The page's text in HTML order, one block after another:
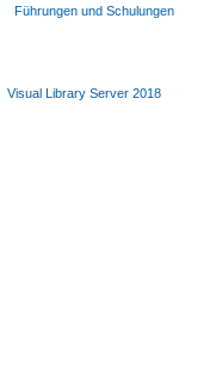
Führungen und Schulungen
Visual Library Server 2018